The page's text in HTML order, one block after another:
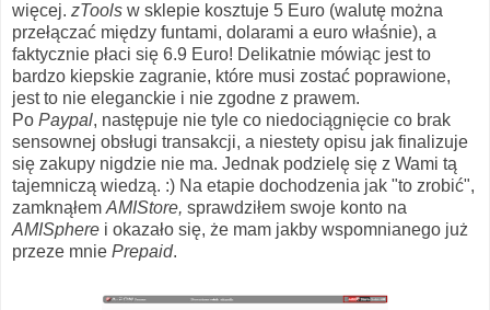
więcej. zTools w sklepie kosztuje 5 Euro (walutę można
przełączać między funtami, dolarami a euro właśnie), a
faktycznie płaci się 6.9 Euro! Delikatnie mówiąc jest to
bardzo kiepskie zagranie, które musi zostać poprawione,
jest to nie eleganckie i nie zgodne z prawem.
Po Paypal, następuje nie tyle co niedociągnięcie co brak
sensownej obsługi transakcji, a niestety opisu jak finalizuje
się zakupy nigdzie nie ma. Jednak podzielę się z Wami tą
tajemniczą wiedzą. :) Na etapie dochodzenia jak "to zrobić",
zamknąłem AMIStore, sprawdziłem swoje konto na
AMISphere i okazało się, że mam jakby wspomnianego już
przeze mnie Prepaid.